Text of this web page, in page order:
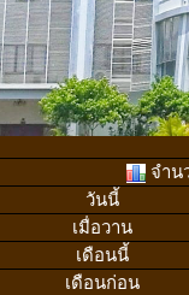
จำน
วันนี้
เมื่อวาน
เดือนนี้
เดือนก่อน